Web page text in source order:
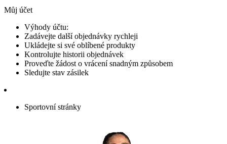
Můj účet
Výhody účtu:
Zadávejte další objednávky rychleji
Ukládejte si své oblíbené produkty
Kontrolujte historii objednávek
Proveďte žádost o vrácení snadným způsobem
Sledujte stav zásilek
Sportovní stránky